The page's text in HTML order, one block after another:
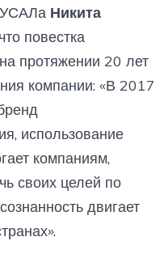
Никита
повестка
протяжении 20 лет
компании: «В 2017
использование
компаниям,
своих целей по
двигает